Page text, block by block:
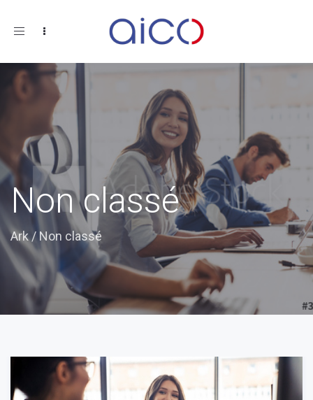
Toggle
Non classé
Ark/ Non classé